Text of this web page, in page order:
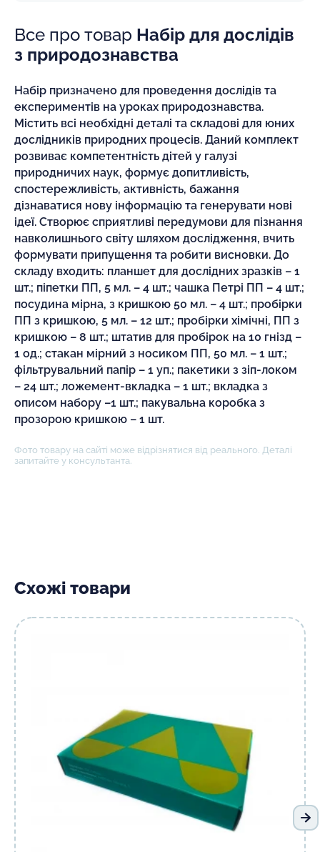
Все про товар Набір для дослідів
з природознавства
Набір призначено для проведення дослідів та
експериментів на уроках природознавства.
Містить всі необхідні деталі та складові для юних
дослідників природних процесів. Даний комплект
розвиває компетентність дітей у галузі
природничих наук, формує допитливість,
спостережливість, активність, бажання
дізнаватися нову інформацію та генерувати нові
ідеї. Створює сприятливі передумови для пізнання
навколишнього світу шляхом дослідження, вчить
формувати припущення та робити висновки. До
складу входить: планшет для дослідних зразків – 1
шт.; піпетки ПП, 5 мл. – 4 шт.; чашка Петрі ПП – 4 шт.;
посудина мірна, з кришкою 50 мл. – 4 шт.; пробірки
ПП з кришкою, 5 мл. – 12 шт.; пробірки хімічні, ПП з
кришкою – 8 шт.; штатив для пробірок на 10 гнізд –
1 од.; стакан мірний з носиком ПП, 50 мл. – 1 шт.;
фільтрувальний папір – 1 уп.; пакетики з зіп-локом
– 24 шт.; ложемент-вкладка – 1 шт.; вкладка з
описом набору –1 шт.; пакувальна коробка з
прозорою кришкою – 1 шт.
Фото товару на сайті може відрізнятися від реального. Деталі
запитайте у консультанта.
Схожі товари